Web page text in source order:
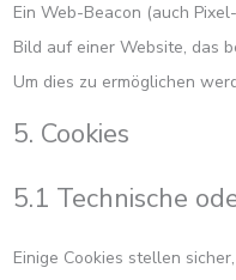
Ein Web-Beacon (auch
Bild auf einer Website, das
Um dies zu ermöglichen
5. Cookies
5.1 Technische
Einige Cookies stellen